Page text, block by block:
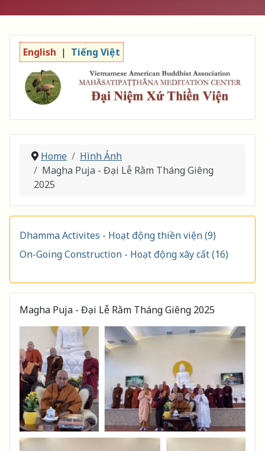
English | Tiếng Việt
Home
Hình Ảnh
Magha Puja - Đại Lễ Rằm Tháng Giêng
2025
Dhamma Activites - Hoạt động thiền viện (9)
On-Going Construction - Hoạt động xây cất (16)
Magha Puja - Đại Lễ Rằm Tháng Giêng 2025